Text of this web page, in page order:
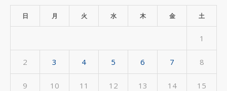
イ
日 月 火 水 木 金 土
1
2 3 4 5 6 7 8
9 10 11 12 13 14 15